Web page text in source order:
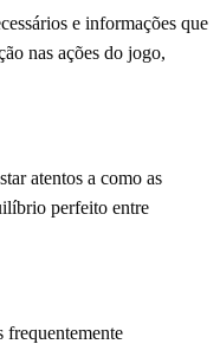
e informações que
nas ações do jogo,
atentos a como as
perfeito entre
frequentemente